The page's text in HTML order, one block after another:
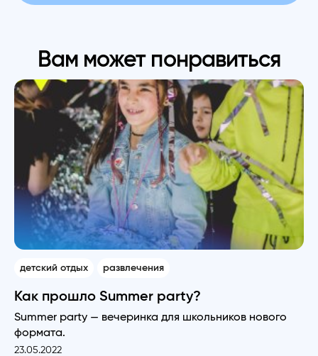
Вам может понравиться
детский отдых развлечения
Как прошло Summer party?
Summer party — вечеринка для школьников нового
формата.
23.05.2022